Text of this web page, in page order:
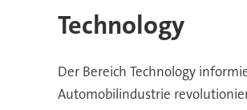
Fahrzeug
Technology
Der Bereich Technology
Automobilindustrie